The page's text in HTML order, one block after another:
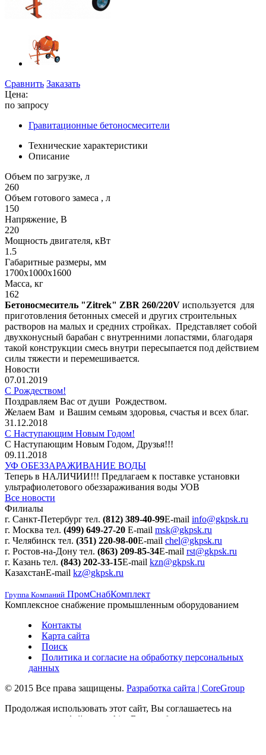
Сравнить Заказать
Цена:
по запросу
Гравитационные бетоносмесители
Технические характеристики
Описание
Объем по загрузке, л
260
Объем готового замеса , л
150
Напряжение, В
220
Мощность двигателя, кВт
1.5
Габаритные размеры, мм
1700х1000х1600
Масса, кг
162
Бетоносмеситель "Zitrek" ZBR 260/220V используется для
приготовления бетонных смесей и других строительных
растворов на малых и средних стройках. Представляет собой
двухконусный барабан с внутренними лопастями, благодаря
такой конструкции смесь внутри пересыпается под действием
силы тяжести и перемешивается.
Новости
07.01.2019
С Рождеством!
Поздравляем Вас от души Рождеством.
Желаем Вам и Вашим семьям здоровья, счастья и всех благ.
31.12.2018
С Наступающим Новым Годом!
С Наступающим Новым Годом, Друзья!!!
09.11.2018
УФ ОБЕЗЗАРАЖИВАНИЕ ВОДЫ
Теперь в НАЛИЧИИ!!! Предлагаем к поставке установки
ультрафиолетового обеззараживания воды УОВ
Все новости
Филиалы
г. Санкт-Петербург тел. (812) 389-40-99E-mail info@gkpsk.ru
г. Москва тел. (499) 649-27-20 E-mail msk@gkpsk.ru
г. Челябинск тел. (351) 220-98-00E-mail chel@gkpsk.ru
г. Ростов-на-Дону тел. (863) 209-85-34E-mail rst@gkpsk.ru
г. Казань тел. (843) 202-33-15E-mail kzn@gkpsk.ru
КазахстанE-mail kz@gkpsk.ru
Группа Компаний ПромСнабКомплект
Комплексное снабжение промышленным оборудованием
Контакты
Карта сайта
Поиск
Политика и согласие на обработку персональных
данных
© 2015 Все права защищены. Разработка сайта | CoreGroup
Продолжая использовать этот сайт, Вы соглашаетесь на
использование файлов cookies Вашего браузера для